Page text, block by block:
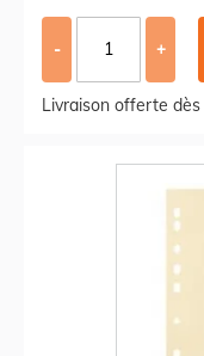
- +
Livraison offerte dès